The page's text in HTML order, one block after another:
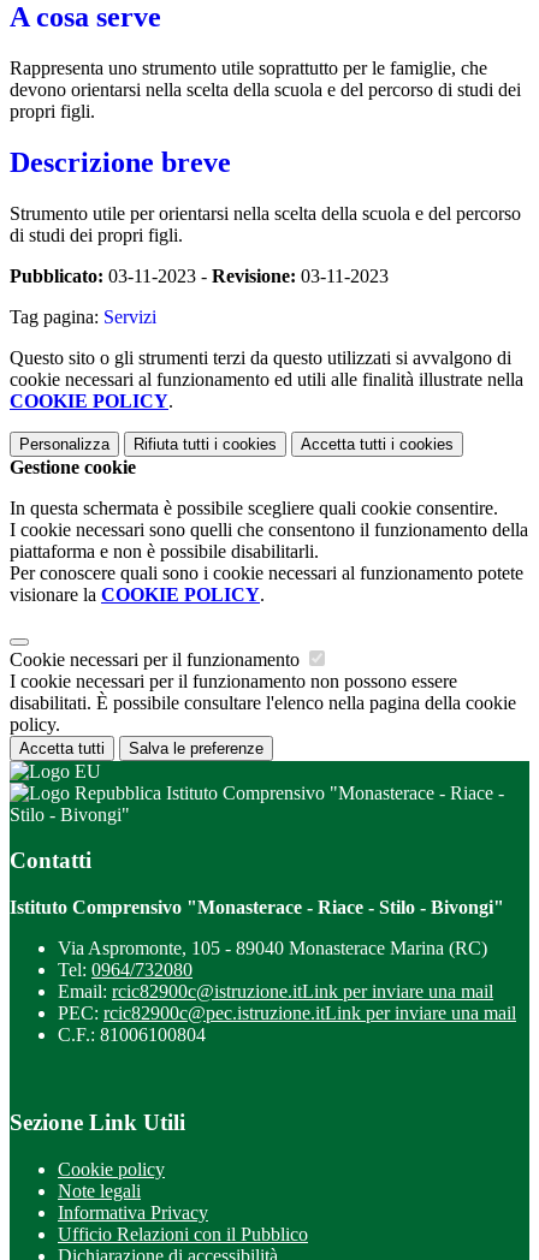
A cosa serve
Rappresenta uno strumento utile soprattutto per le famiglie, che
devono orientarsi nella scelta della scuola e del percorso di studi dei
propri figli.
Descrizione breve
Strumento utile per orientarsi nella scelta della scuola e del percorso
di studi dei propri figli.
Pubblicato: 03-11-2023 - Revisione: 03-11-2023
Tag pagina: Servizi
Questo sito o gli strumenti terzi da questo utilizzati si avvalgono di
cookie necessari al funzionamento ed utili alle finalità illustrate nella
COOKIE POLICY.
Personalizza Rifiuta tutti i cookies Accetta tutti i cookies
Gestione cookie
In questa schermata è possibile scegliere quali cookie consentire.
I cookie necessari sono quelli che consentono il funzionamento della
piattaforma e non è possibile disabilitarli.
Per conoscere quali sono i cookie necessari al funzionamento potete
visionare la COOKIE POLICY.
Cookie necessari per il funzionamento
I cookie necessari per il funzionamento non possono essere
disabilitati. È possibile consultare l'elenco nella pagina della cookie
policy.
Accetta tutti Salva le preferenze
Istituto Comprensivo "Monasterace - Riace -
Stilo - Bivongi"
Contatti
Istituto Comprensivo "Monasterace - Riace - Stilo - Bivongi"
Via Aspromonte, 105 - 89040 Monasterace Marina (RC)
Tel: 0964/732080
Email: rcic82900c@istruzione.itLink per inviare una mail
PEC: rcic82900c@pec.istruzione.itLink per inviare una mail
C.F.: 81006100804
Sezione Link Utili
Cookie policy
Note legali
Informativa Privacy
Ufficio Relazioni con il Pubblico
Dichiarazione di accessibilità